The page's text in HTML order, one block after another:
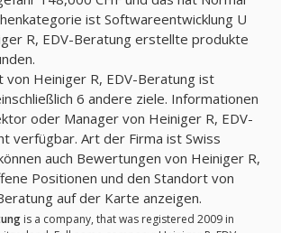
ist Softwareentwicklung U
R, EDV-Beratung erstellte produkte
von Heiniger R, EDV-Beratung ist
6 andere ziele. Informationen
oder Manager von Heiniger R, EDV-
verfügbar. Art der Firma ist Swiss
auch Bewertungen von Heiniger R,
Positionen und den Standort von
auf der Karte anzeigen.
is a company, that was registered 2009 in